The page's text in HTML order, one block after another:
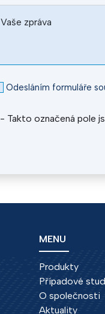
Vaše zpráva
Odesláním formuláře
- Takto označená pole
MENU
Produkty
Případové
O společnosti
Aktuality